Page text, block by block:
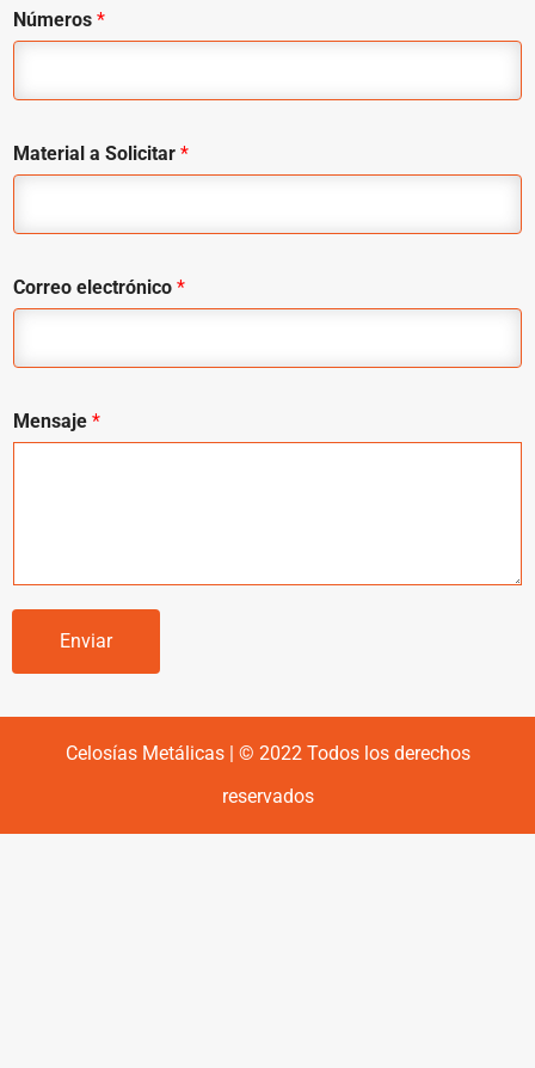
Números *
Material a Solicitar *
Correo electrónico *
Mensaje *
Enviar
Celosías Metálicas | © 2022 Todos los derechos
reservados